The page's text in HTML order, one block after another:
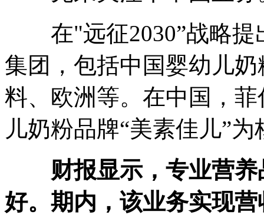
在"远征2030”战略提
集团，包括中国婴幼儿
料、欧洲等。在中国，
儿奶粉品牌“美素佳儿”为
财报显示，专业营
好。期内，该业务实现营